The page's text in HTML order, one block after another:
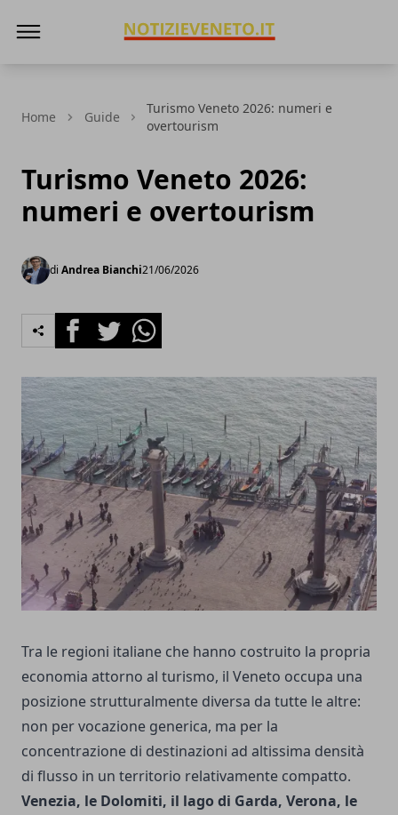
Home Guide
Turismo Veneto 2026: numeri e
overtourism
Turismo Veneto 2026:
numeri e overtourism
di Andrea Bianchi21/06/2026
FacebookTwitterWhatsapp
Tra le regioni italiane che hanno costruito la propria
economia attorno al turismo, il Veneto occupa una
posizione strutturalmente diversa da tutte le altre:
non per vocazione generica, ma per la
concentrazione di destinazioni ad altissima densità
di flusso in un territorio relativamente compatto.
Venezia, le Dolomiti, il lago di Garda, Verona, le